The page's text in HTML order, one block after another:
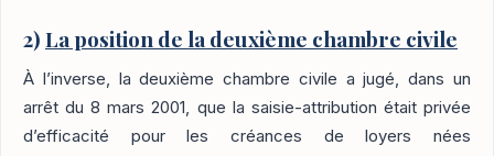
2)La position de la deuxième chambre civile
À l’inverse, la deuxième chambre civile a jugé, dans un
arrêt du 8 mars 2001, que la saisie-attribution était privée
d’efficacité pour les créances de loyers nées